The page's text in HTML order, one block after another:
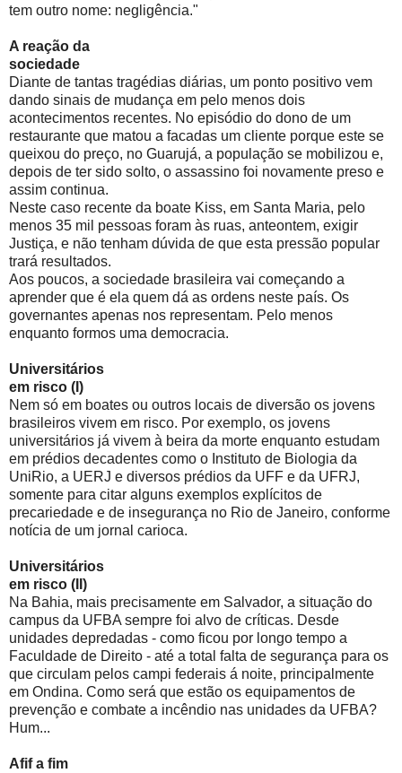
tem outro nome: negligência."
A reação da
sociedade
Diante de tantas tragédias diárias, um ponto positivo vem
dando sinais de mudança em pelo menos dois
acontecimentos recentes. No episódio do dono de um
restaurante que matou a facadas um cliente porque este se
queixou do preço, no Guarujá, a população se mobilizou e,
depois de ter sido solto, o assassino foi novamente preso e
assim continua.
Neste caso recente da boate Kiss, em Santa Maria, pelo
menos 35 mil pessoas foram às ruas, anteontem, exigir
Justiça, e não tenham dúvida de que esta pressão popular
trará resultados.
Aos poucos, a sociedade brasileira vai começando a
aprender que é ela quem dá as ordens neste país. Os
governantes apenas nos representam. Pelo menos
enquanto formos uma democracia.
Universitários
em risco (I)
Nem só em boates ou outros locais de diversão os jovens
brasileiros vivem em risco. Por exemplo, os jovens
universitários já vivem à beira da morte enquanto estudam
em prédios decadentes como o Instituto de Biologia da
UniRio, a UERJ e diversos prédios da UFF e da UFRJ,
somente para citar alguns exemplos explícitos de
precariedade e de insegurança no Rio de Janeiro, conforme
notícia de um jornal carioca.
Universitários
em risco (II)
Na Bahia, mais precisamente em Salvador, a situação do
campus da UFBA sempre foi alvo de críticas. Desde
unidades depredadas - como ficou por longo tempo a
Faculdade de Direito - até a total falta de segurança para os
que circulam pelos campi federais á noite, principalmente
em Ondina. Como será que estão os equipamentos de
prevenção e combate a incêndio nas unidades da UFBA?
Hum...
Afif a fim